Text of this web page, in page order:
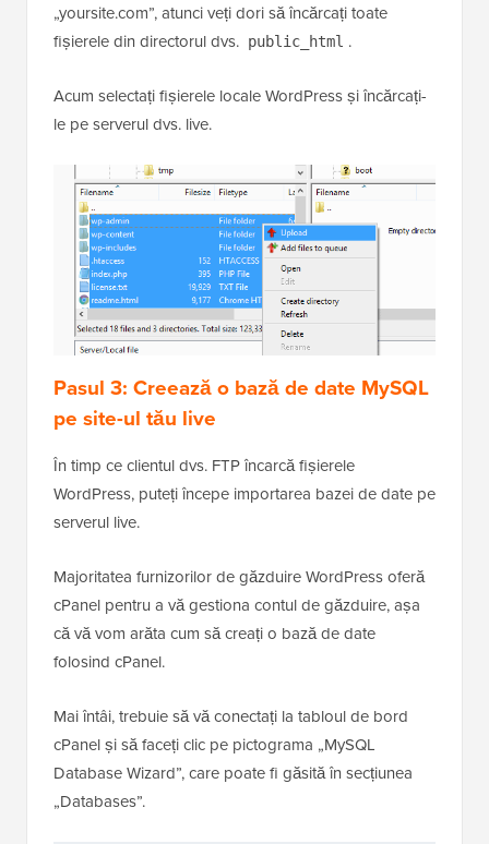
„yoursite.com”, atunci veți dori să încărcați toate
fișierele din directorul dvs. public_html .
Acum selectați fișierele locale WordPress și încărcați-
le pe serverul dvs. live.
Pasul 3: Creează o bază de date MySQL
pe site-ul tău live
În timp ce clientul dvs. FTP încarcă fișierele
WordPress, puteți începe importarea bazei de date pe
serverul live.
Majoritatea furnizorilor de găzduire WordPress oferă
cPanel pentru a vă gestiona contul de găzduire, așa
că vă vom arăta cum să creați o bază de date
folosind cPanel.
Mai întâi, trebuie să vă conectați la tabloul de bord
cPanel și să faceți clic pe pictograma „MySQL
Database Wizard”, care poate fi găsită în secțiunea
„Databases”.